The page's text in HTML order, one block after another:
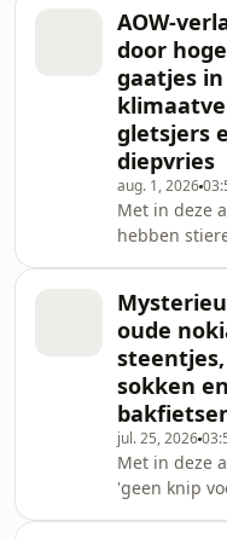
komen er
kinderen uit
waarom
'blauw
preventief
voorkomen?
AOW-
door
gaatjes
gletsjers
diepvries
aug. 1, 2026
Met in deze
hebben
overlijden?
koelwater
gebruik van
neemt het
door
betekent de
Waarom
van De
oude
sokken
jul. 25, 2026
Met in deze
'geen knip